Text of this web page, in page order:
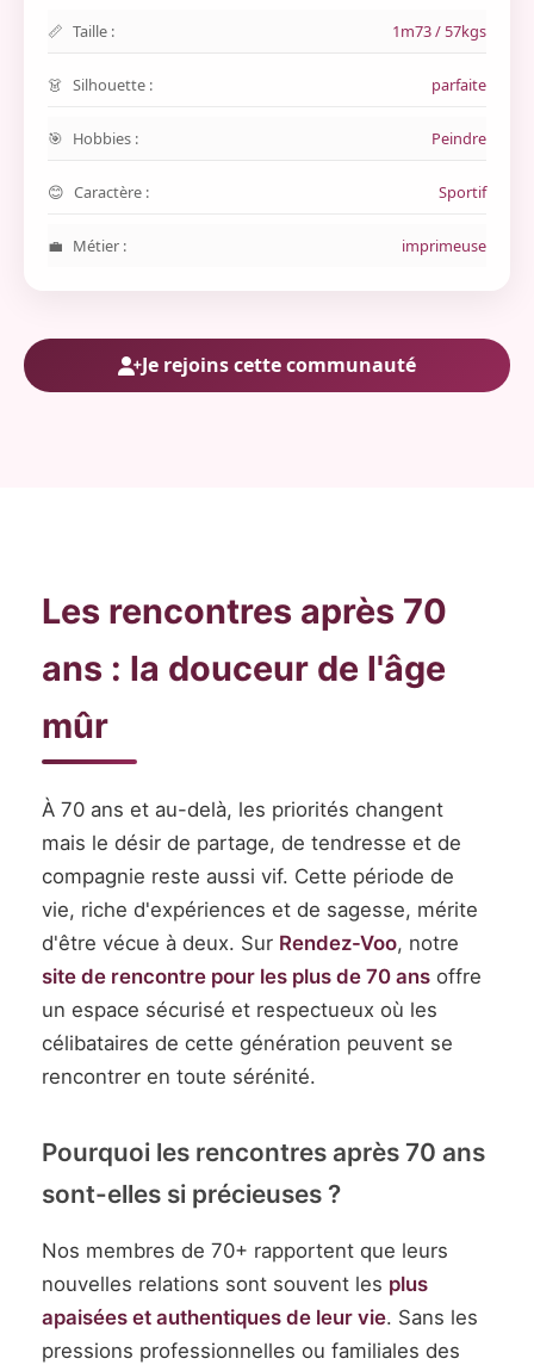
Taille : 1m73 / 57kgs
Silhouette : parfaite
Hobbies : Peindre
Caractère : Sportif
Métier : imprimeuse
Je rejoins cette communauté
Les rencontres après 70
ans : la douceur de l'âge
mûr
À 70 ans et au-delà, les priorités changent
mais le désir de partage, de tendresse et de
compagnie reste aussi vif. Cette période de
vie, riche d'expériences et de sagesse, mérite
d'être vécue à deux. Sur Rendez-Voo, notre
site de rencontre pour les plus de 70 ans offre
un espace sécurisé et respectueux où les
célibataires de cette génération peuvent se
rencontrer en toute sérénité.
Pourquoi les rencontres après 70 ans
sont-elles si précieuses ?
Nos membres de 70+ rapportent que leurs
nouvelles relations sont souvent les plus
apaisées et authentiques de leur vie. Sans les
pressions professionnelles ou familiales des